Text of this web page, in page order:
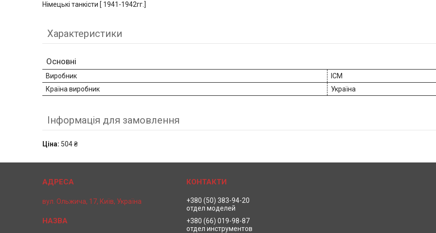
Німецькі танкісти [ 1941-1942гг.]
Характеристики
Основні
Виробник
ICM
Країна виробник
Україна
Інформація для замовлення
Ціна: 504 ₴
вул. Ольжича, 17, Київ, Україна
+380 (50) 383-94-20
отдел моделей
+380 (66) 019-98-87
отдел инструментов